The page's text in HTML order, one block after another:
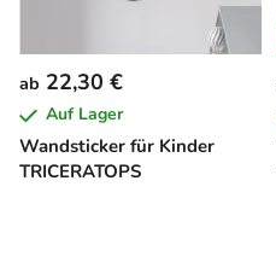
Wandsticker für Kinder
TRICERATOPS
ab 22,30 €
Auf Lager